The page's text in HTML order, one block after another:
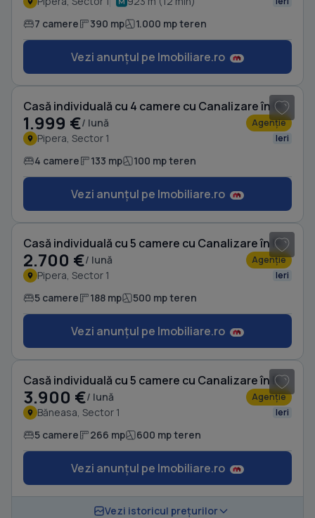
7 camere 390 mp 1.000 mp teren
Vezi anunțul pe Imobiliare.ro
Casă individuală cu 4 camere cu Canalizare în Pipera
1.999 €/ lună Agenție
Pipera, Sector 1 Ieri
4 camere 133 mp 100 mp teren
Vezi anunțul pe Imobiliare.ro
Casă individuală cu 5 camere cu Canalizare în Pipera
2.700 €/ lună Agenție
Pipera, Sector 1 Ieri
5 camere 188 mp 500 mp teren
Vezi anunțul pe Imobiliare.ro
Casă individuală cu 5 camere cu Canalizare în Băneasa
3.900 €/ lună Agenție
Băneasa, Sector 1 Ieri
5 camere 266 mp 600 mp teren
Vezi anunțul pe Imobiliare.ro
Vezi istoricul prețurilor